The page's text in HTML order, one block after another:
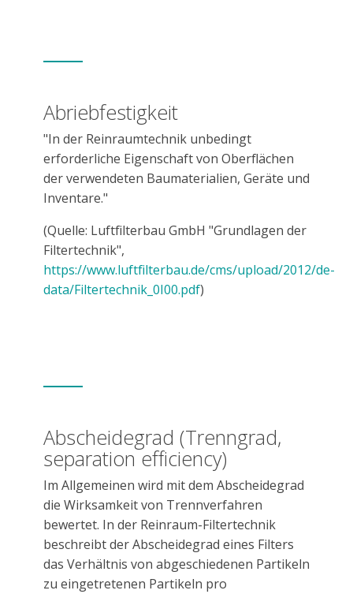
Abriebfestigkeit
"In der Reinraumtechnik unbedingt
erforderliche Eigenschaft von Oberflächen
der verwendeten Baumaterialien, Geräte und
Inventare."
(Quelle: Luftfilterbau GmbH "Grundlagen der
Filtertechnik",
https://www.luftfilterbau.de/cms/upload/2012/de-
data/Filtertechnik_0I00.pdf)
Abscheidegrad (Trenngrad,
separation efficiency)
Im Allgemeinen wird mit dem Abscheidegrad
die Wirksamkeit von Trennverfahren
bewertet. In der Reinraum-Filtertechnik
beschreibt der Abscheidegrad eines Filters
das Verhältnis von abgeschiedenen Partikeln
zu eingetretenen Partikeln pro